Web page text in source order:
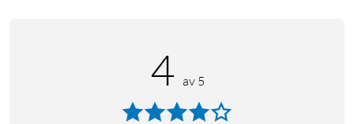
for familie og venner – en trygg og enkel løsning for
Smart Keypad 2 med fingeravtrykksleser passer Yales Linus
4 av 5